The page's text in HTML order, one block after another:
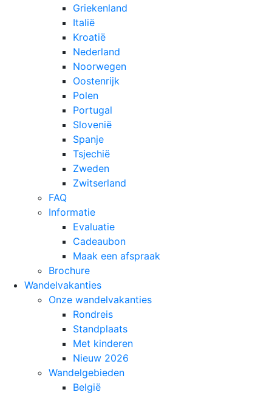
Griekenland
Italië
Kroatië
Nederland
Noorwegen
Oostenrijk
Polen
Portugal
Slovenië
Spanje
Tsjechië
Zweden
Zwitserland
FAQ
Informatie
Evaluatie
Cadeaubon
Maak een afspraak
Brochure
Wandelvakanties
Onze wandelvakanties
Rondreis
Standplaats
Met kinderen
Nieuw 2026
Wandelgebieden
België